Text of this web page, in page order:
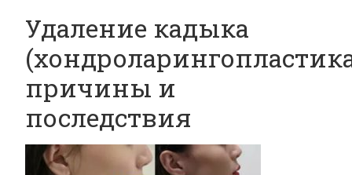
Удаление кадыка
причины и
последствия